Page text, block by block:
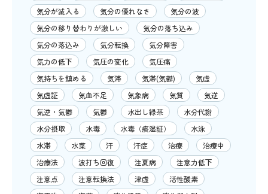
気分が滅入る
気分の優れなさ
気分の波
気分の移り替わりが激しい
気分の落ち込み
気分の落込み
気分転換
気分障害
気力の低下
気圧の変化
気圧痛
気持ちを鎮める
気滞 気滞(気鬱)
気虚
気虚証
気血不足 気象病 気質
気逆
気逆・気鬱
気鬱 水出し緑茶
水分代謝
水分摂取
水毒 水毒（痰湿証）
水泳
水滞
水菜 汗 汗症 治療
治療中
治療法
波打ち回復 注夏病
注意力低下
注意点
注意転換法 津虚
活性酸素